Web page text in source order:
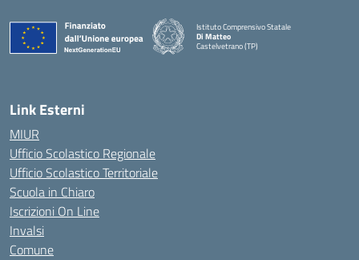
Istituto Comprensivo Statale
Di Matteo
Castelvetrano (TP)
Link Esterni
MIUR
Ufficio Scolastico Regionale
Ufficio Scolastico Territoriale
Scuola in Chiaro
Iscrizioni On Line
Invalsi
Comune